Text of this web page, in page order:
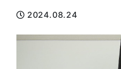
2024.08.24